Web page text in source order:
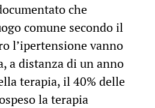
che
comune secondo il
l’ipertensione vanno
a distanza di un anno
terapia, il 40% delle
la terapia